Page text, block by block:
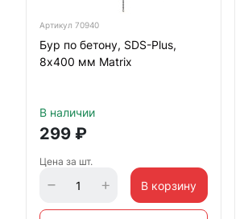
Артикул 70940
Бур по бетону, SDS-Plus,
8х400 мм Matrix
В наличии
299 ₽
Цена за шт.
В корзину